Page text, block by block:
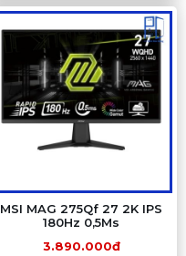
MSI MAG 275Qf 27 2K IPS
180Hz 0,5Ms
3.890.000đ